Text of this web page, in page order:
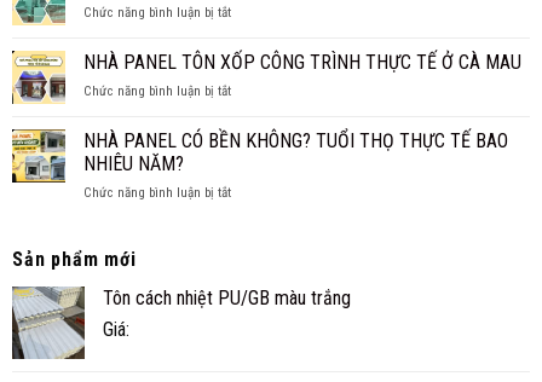
TRẦN
THỐNG?
4
GIA
NHỎ
NHANH
NGHI
Chức năng bình luận bị tắtở
XPS
CÁCH
ÂM
SÀN,
NHÀ PANEL TÔN XỐP CÔNG TRÌNH THỰC TẾ Ở CÀ MAU
Chức năng bình luận bị tắtở
PANEL
TÔN
CÔNG
CÀ
NHÀ PANEL CÓ BỀN KHÔNG? TUỔI THỌ THỰC TẾ BAO
NHIÊU NĂM?
Chức năng bình luận bị tắtở
KHÔNG?
Sản phẩm mới
Tôn cách nhiệt PU/GB màu trắng
Giá: